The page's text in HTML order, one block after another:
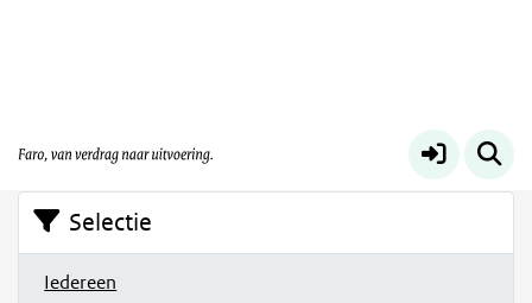
Selectie
Iedereen